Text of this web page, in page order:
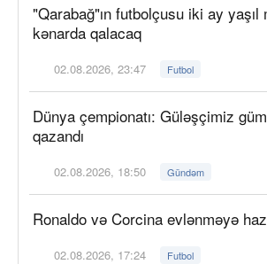
"Qarabağ"ın futbolçusu iki ay yaşıl
kənarda qalacaq
02.08.2026, 23:47 Futbol
Dünya çempionatı: Güləşçimiz
qazandı
02.08.2026, 18:50 Gündəm
Ronaldo və Corcina evlənməyə
02.08.2026, 17:24 Futbol